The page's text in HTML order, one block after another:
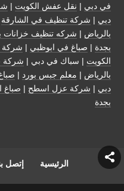
في دبي | نقل عفش الكويت |
دبي | شركة تنظيف في الشارقة
بالرياض | شركه تنظيف خزانات
بجدة | صباغ في ابوظبي | شركة
الكويت | سباك في دبي | شركة
بالرياض | معلم جبس بورد |
دبي | شركة عزل اسطح | صباغ
بجدة
الرئيسية إتصل